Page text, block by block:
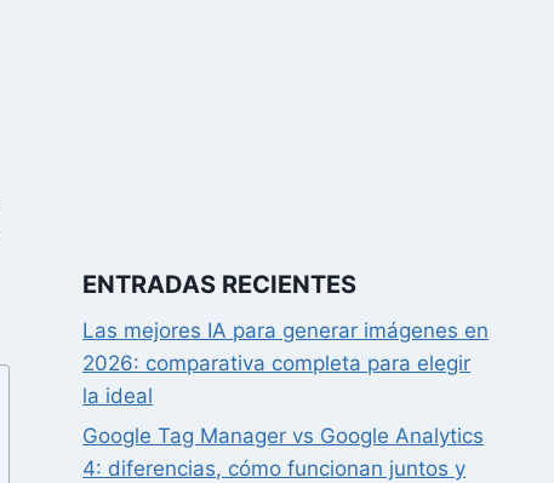
ENTRADAS RECIENTES
Las mejores IA para generar imágenes en
2026: comparativa completa para elegir
la ideal
Google Tag Manager vs Google Analytics
4: diferencias, cómo funcionan juntos y